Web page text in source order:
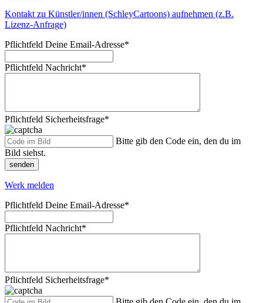
Kontakt zu Künstler/innen (SchleyCartoons) aufnehmen (z.B.
Lizenz-Anfrage)
Pflichtfeld Deine Email-Adresse*
Pflichtfeld Nachricht*
Pflichtfeld Sicherheitsfrage*
Bitte gib den Code ein, den du im
Bild siehst.
senden
Werk melden
Pflichtfeld Deine Email-Adresse*
Pflichtfeld Nachricht*
Pflichtfeld Sicherheitsfrage*